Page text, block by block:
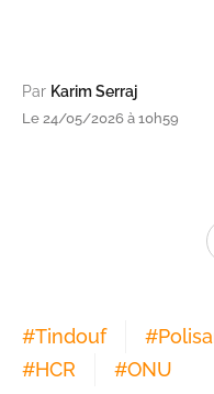
Par Karim Serraj
Le 24/05/2026 à 10h59
#Tindouf #
#HCR #ONU